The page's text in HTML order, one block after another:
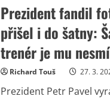
Prezident fandil
přišel i do šatny:
trenér je mu
Richard Touš 27. 3.
Prezident Petr Pavel